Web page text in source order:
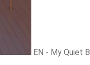
EN - My Quiet